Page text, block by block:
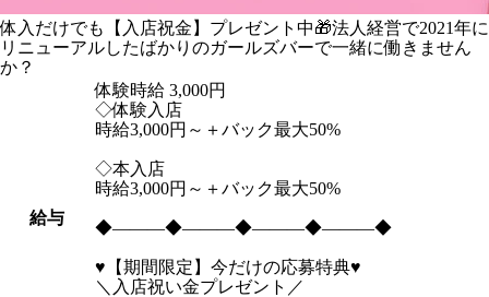
体入だけでも【入店祝金】プレゼント中🎁法人経営で2021年に
リニューアルしたばかりのガールズバーで一緒に働きません
か？
給与
体験時給 3,000円
◇体験入店
時給3,000円～＋バック最大50%
◇本入店
時給3,000円～＋バック最大50%
◆―――◆―――◆―――◆―――◆
♥【期間限定】今だけの応募特典♥
＼入店祝い金プレゼント／